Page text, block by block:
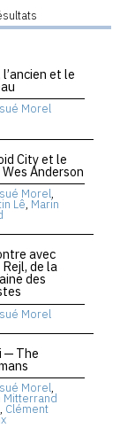
et le
Morel
City et le
Anderson
Morel,
Lê, Marin
avec
de la
des
Morel
— The
Morel,
Mitterrand
, Clément